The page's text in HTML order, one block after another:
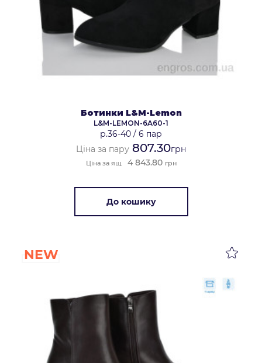
Ботинки L&M-Lemon
L&M-LEMON-6A60-1
р.36-40 / 6 пар
Ціна за пару 807.30грн
Ціна за ящ. 4 843.80 грн
До кошику
NEW